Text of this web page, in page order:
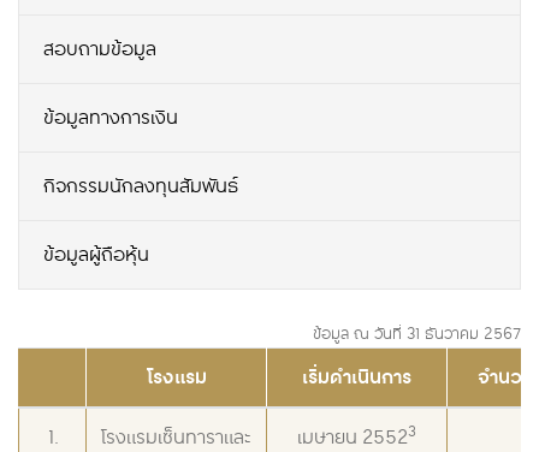
สอบถามข้อมูล
ข้อมูลทางการเงิน
กิจกรรมนักลงทุนสัมพันธ์
ข้อมูลผู้ถือหุ้น
ข้อมูล ณ วันที่ 31 ธันวาคม 2567
โรงแรม เริ่มดำเนินการ จำนว
1.
โรงแรมเซ็นทาราและ
เมษายน 25523